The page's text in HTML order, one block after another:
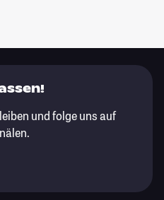
und folge uns auf